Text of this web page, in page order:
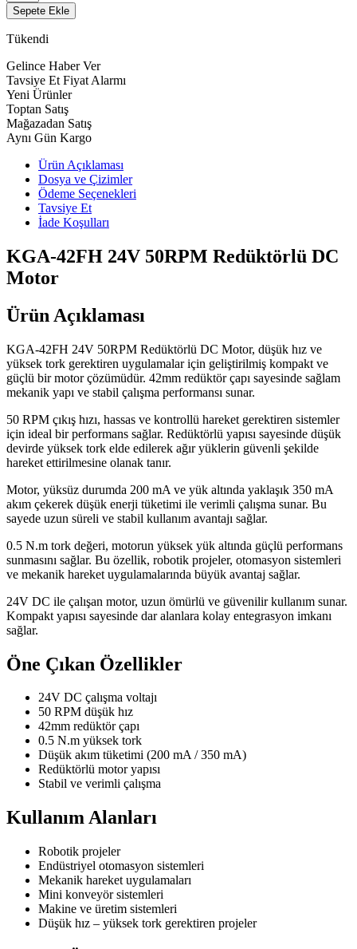
Sepete Ekle
Tükendi
Gelince Haber Ver
Tavsiye Et Fiyat Alarmı
Yeni Ürünler
Toptan Satış
Mağazadan Satış
Aynı Gün Kargo
Ürün Açıklaması
Dosya ve Çizimler
Ödeme Seçenekleri
Tavsiye Et
İade Koşulları
KGA-42FH 24V 50RPM Redüktörlü DC
Motor
Ürün Açıklaması
KGA-42FH 24V 50RPM Redüktörlü DC Motor, düşük hız ve
yüksek tork gerektiren uygulamalar için geliştirilmiş kompakt ve
güçlü bir motor çözümüdür. 42mm redüktör çapı sayesinde sağlam
mekanik yapı ve stabil çalışma performansı sunar.
50 RPM çıkış hızı, hassas ve kontrollü hareket gerektiren sistemler
için ideal bir performans sağlar. Redüktörlü yapısı sayesinde düşük
devirde yüksek tork elde edilerek ağır yüklerin güvenli şekilde
hareket ettirilmesine olanak tanır.
Motor, yüksüz durumda 200 mA ve yük altında yaklaşık 350 mA
akım çekerek düşük enerji tüketimi ile verimli çalışma sunar. Bu
sayede uzun süreli ve stabil kullanım avantajı sağlar.
0.5 N.m tork değeri, motorun yüksek yük altında güçlü performans
sunmasını sağlar. Bu özellik, robotik projeler, otomasyon sistemleri
ve mekanik hareket uygulamalarında büyük avantaj sağlar.
24V DC ile çalışan motor, uzun ömürlü ve güvenilir kullanım sunar.
Kompakt yapısı sayesinde dar alanlara kolay entegrasyon imkanı
sağlar.
Öne Çıkan Özellikler
24V DC çalışma voltajı
50 RPM düşük hız
42mm redüktör çapı
0.5 N.m yüksek tork
Düşük akım tüketimi (200 mA / 350 mA)
Redüktörlü motor yapısı
Stabil ve verimli çalışma
Kullanım Alanları
Robotik projeler
Endüstriyel otomasyon sistemleri
Mekanik hareket uygulamaları
Mini konveyör sistemleri
Makine ve üretim sistemleri
Düşük hız – yüksek tork gerektiren projeler